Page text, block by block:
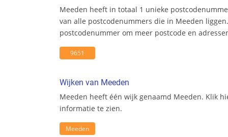
Meeden heeft in totaal 1 unieke
van alle postcodenummers die in Meeden
postcodenummer om meer postcode en
9651
Wijken van Meeden
Meeden heeft één wijk genaamd Meeden. Klik
informatie te zien.
Meeden